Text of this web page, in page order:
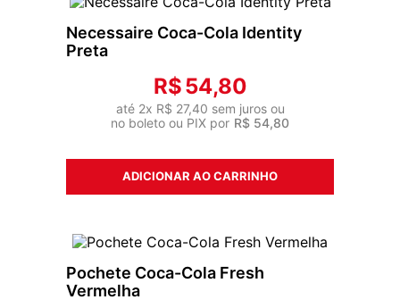
Necessaire Coca-Cola Identity
Preta
R$54,80
até 2x R$ 27,40 sem juros ou
no boleto ou PIX por R$ 54,80
ADICIONAR AO CARRINHO
Pochete Coca-Cola Fresh
Vermelha